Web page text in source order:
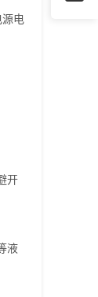
源电
开
液